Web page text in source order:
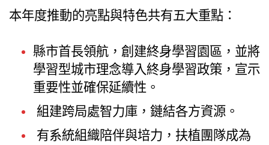
本年度推動的亮點與特色共有五大重點：
縣市首長領航，創建終身學習園區，並將
學習型城市理念導入終身學習政策，宣示
重要性並確保延續性。
組建跨局處智力庫，鏈結各方資源。
有系統組織陪伴與培力，扶植團隊成為